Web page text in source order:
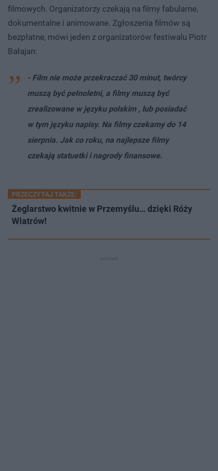
filmowych. Organizatorzy czekają na filmy fabularne,
dokumentalne i animowane. Zgłoszenia filmów są
bezpłatne, mówi jeden z organizatorów festiwalu Piotr
Bałajan:
- Film nie może przekraczać 30 minut, twórcy
muszą być pełnoletni, a filmy muszą być
zrealizowane w języku polskim , lub posiadać
w tym języku napisy. Na filmy czekamy do 14
sierpnia. Jak co roku, na najlepsze filmy
czekają statuetki i nagrody finansowe.
PRZECZYTAJ TAKŻE:
Żeglarstwo kwitnie w Przemyślu… dzięki Róży
Wiatrów!